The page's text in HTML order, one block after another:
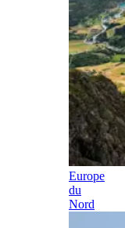
Europe
du
Nord